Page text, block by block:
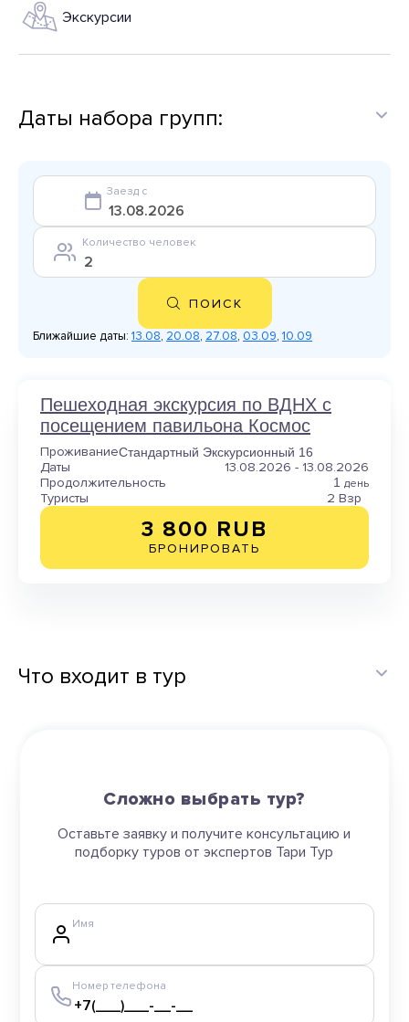
Экскурсии
Даты набора групп:
Заезд с
Количество человек
ПОИСК
Ближайшие даты: 13.08, 20.08, 27.08, 03.09, 10.09
Пешеходная экскурсия по ВДНХ с
посещением павильона Космос
ПроживаниеСтандартный Экскурсионный 16
Даты
13.08.2026 - 13.08.2026
Продолжительность
1 день
Туристы 2 Взр
3 800 RUB
БРОНИРОВАТЬ
Что входит в тур
Сложно выбрать тур?
Оставьте заявку и получите консультацию и
подборку туров от экспертов Тари Тур
Имя
Номер телефона